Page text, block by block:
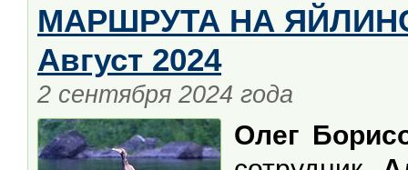
МАРШРУТА НА
Август 2024
2 сентября 2024 года
Олег